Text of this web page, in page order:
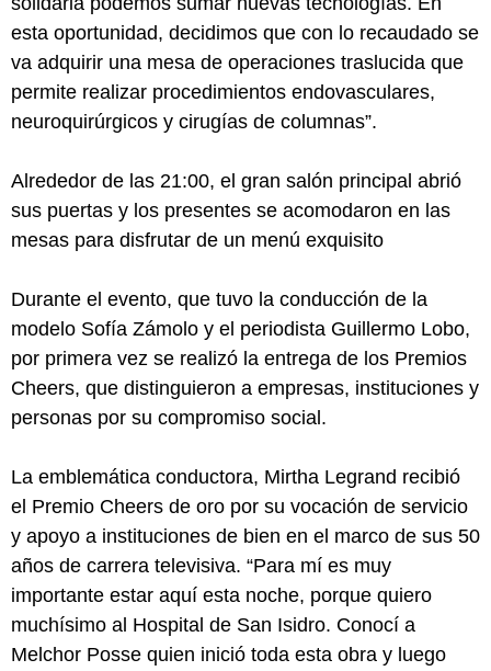
esta oportunidad, decidimos que con lo recaudado se
va adquirir una mesa de operaciones traslucida que
permite realizar procedimientos endovasculares,
neuroquirúrgicos y cirugías de columnas”.
Alrededor de las 21:00, el gran salón principal abrió
sus puertas y los presentes se acomodaron en las
mesas para disfrutar de un menú exquisito
Durante el evento, que tuvo la conducción de la
modelo Sofía Zámolo y el periodista Guillermo Lobo,
por primera vez se realizó la entrega de los Premios
Cheers, que distinguieron a empresas, instituciones y
personas por su compromiso social.
La emblemática conductora, Mirtha Legrand recibió
el Premio Cheers de oro por su vocación de servicio
y apoyo a instituciones de bien en el marco de sus 50
años de carrera televisiva. “Para mí es muy
importante estar aquí esta noche, porque quiero
muchísimo al Hospital de San Isidro. Conocí a
Melchor Posse quien inició toda esta obra y luego